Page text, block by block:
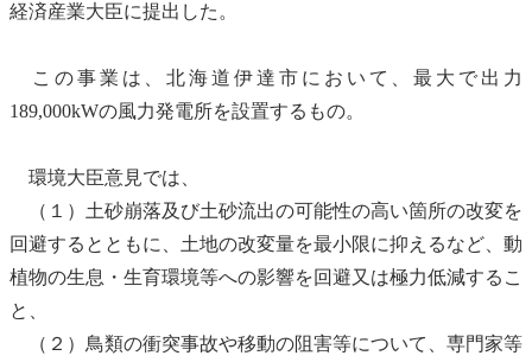
経済産業大臣に提出した。
この事業は、北海道伊達市において、最大で出力
189,000kWの風力発電所を設置するもの。
環境大臣意見では、
（１）土砂崩落及び土砂流出の可能性の高い箇所の改変を
回避するとともに、土地の改変量を最小限に抑えるなど、動
植物の生息・生育環境等への影響を回避又は極力低減するこ
と、
（２） 鳥類の衝突事故や移動の阻害等について、専門家等